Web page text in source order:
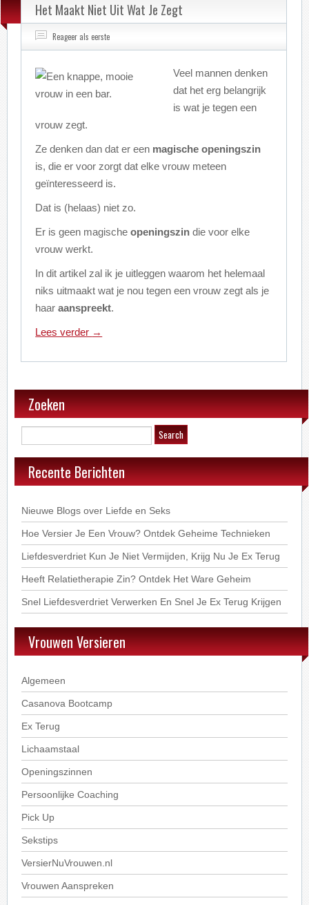
Het Maakt Niet Uit Wat Je Zegt
Reageer als eerste
Veel mannen denken
dat het erg belangrijk
is wat je tegen een
vrouw zegt.
Ze denken dan dat er een magische openingszin
is, die er voor zorgt dat elke vrouw meteen
geïnteresseerd is.
Dat is (helaas) niet zo.
Er is geen magischeopeningszin die voor elke
vrouw werkt.
In dit artikel zal ik je uitleggen waarom het helemaal
niks uitmaakt wat je nou tegen een vrouw zegt als je
haaraanspreekt.
Lees verder →
Zoeken
Recente Berichten
Nieuwe Blogs over Liefde en Seks
Hoe Versier Je Een Vrouw? Ontdek Geheime Technieken
Liefdesverdriet Kun Je Niet Vermijden, Krijg Nu Je Ex Terug
Heeft Relatietherapie Zin? Ontdek Het Ware Geheim
Snel Liefdesverdriet Verwerken En Snel Je Ex Terug Krijgen
Vrouwen Versieren
Algemeen
Casanova Bootcamp
Ex Terug
Lichaamstaal
Openingszinnen
Persoonlijke Coaching
Pick Up
Sekstips
VersierNuVrouwen.nl
Vrouwen Aanspreken